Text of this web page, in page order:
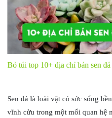
Bỏ túi top 10+ địa chỉ bán sen
Sen đá là loài vật có sức sống
vĩnh cửu trong một mối quan hệ